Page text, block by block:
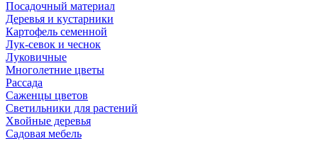
Посадочный материал
Деревья и кустарники
Картофель семенной
Лук-севок и чеснок
Луковичные
Многолетние цветы
Рассада
Саженцы цветов
Светильники для растений
Хвойные деревья
Садовая мебель